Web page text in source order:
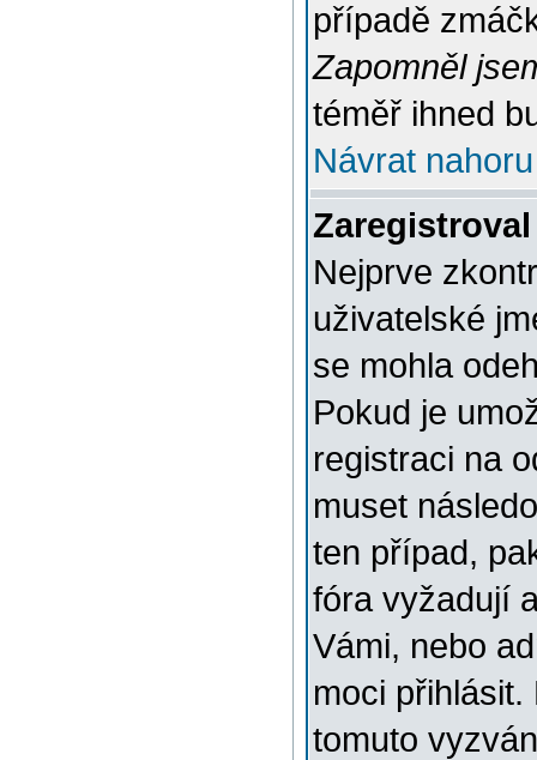
případě
Zapomněl
téměř ihned
Návrat nahoru
Nejprve
uživatelské
se mohla
Pokud je
registraci na
muset
ten případ,
fóra vyžadují
Vámi, nebo
moci
tomuto